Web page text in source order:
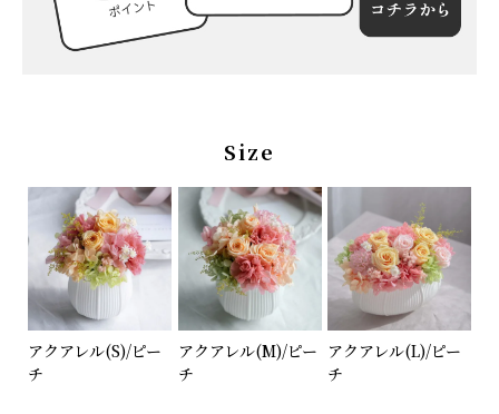
すべての商品
Q&A (よくあるご質問)
ポイントプレゼントページ
ギフトラッピング
メッセージカード
Size
アクアレル(S)/ピー
チ
アクアレル(M)/ピー
チ
アクアレル(L)/ピー
チ